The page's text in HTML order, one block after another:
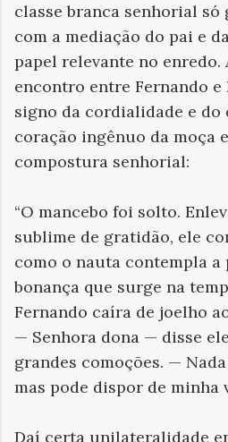
classe branca senhorial só
com a mediação do pai e
papel relevante no enredo.
encontro entre Fernando e
signo da cordialidade e do
coração ingênuo da moça
compostura senhorial:
“O mancebo foi solto.
sublime de gratidão, ele
como o nauta contempla
bonança que surge na
Fernando caíra de joelho
— Senhora dona — disse
grandes comoções. —
mas pode dispor de minha
Daí certa unilateralidade